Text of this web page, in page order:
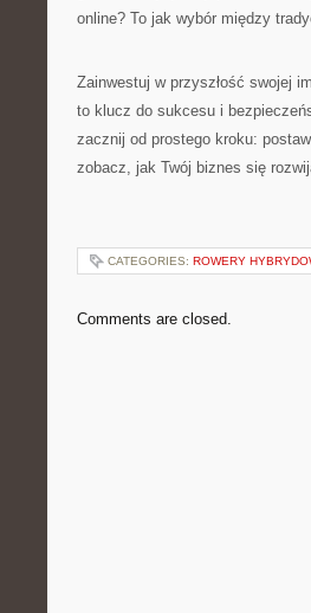
online? To jak wybór między
Zainwestuj w przyszłość swojej
to klucz do sukcesu i
zacznij od prostego kroku:
zobacz, jak Twój biznes się
CATEGORIES: ROWERY
Comments are closed.